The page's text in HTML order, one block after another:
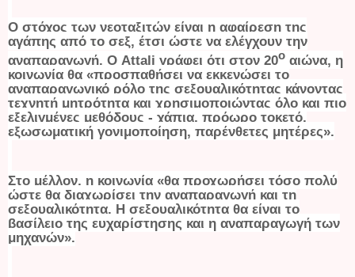
Ο στόχος των νεοταξιτών είναι η αφαίρεση της
αγάπης από το σεξ, έτσι ώστε να ελέγχουν την
αναπαραγωγή. Ο Attali γράφει ότι στον 20ο αιώνα, η
κοινωνία θα «προσπαθήσει να εκκενώσει το
αναπαραγωγικό ρόλο της σεξουαλικότητας κάνοντας
τεχνητή μητρότητα και χρησιμοποιώντας όλο και πιο
εξελιγμένες μεθόδους - χάπια, πρόωρο τοκετό,
εξωσωματική γονιμοποίηση, παρένθετες μητέρες».
Στο μέλλον, η κοινωνία «θα προχωρήσει τόσο πολύ
ώστε θα διαχωρίσει την αναπαραγωγή και τη
σεξουαλικότητα. Η σεξουαλικότητα θα είναι το
βασίλειο της ευχαρίστησης και η αναπαραγωγή των
μηχανών».